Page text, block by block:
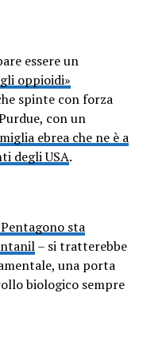
essere un
oppioidi»
spinte con forza
con un
ebrea che ne è a
degli USA.
sta
– si tratterebbe
una porta
biologico sempre